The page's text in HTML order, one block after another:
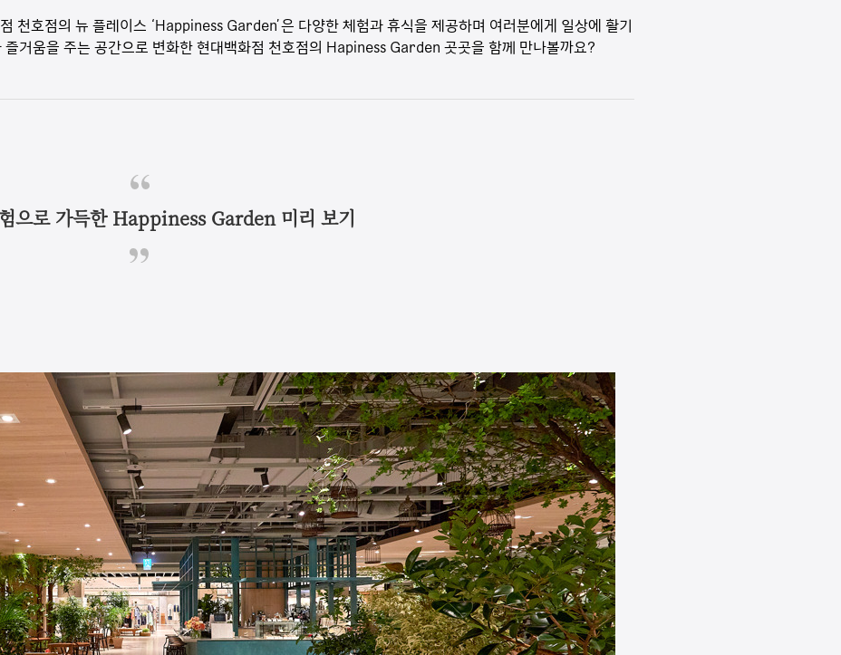
천호점의 뉴 플레이스 ‘Happiness Garden’은 다양한 체험과 휴식을 제공하며 여러분에게 일상에 활기
거움을 주는 공간으로 변화한 현대백화점 천호점의 Hapiness Garden 곳곳을 함께 만나볼까요?
으로 가득한 Happiness Garden 미리 보기